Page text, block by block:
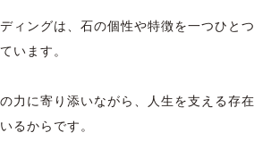
ィングは、石の個性や特徴を一つひとつ
います。
力に寄り添いながら、人生を支える存在
るからです。